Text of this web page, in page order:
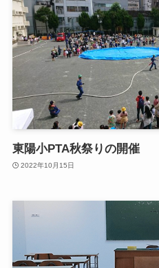
東陽小PTA秋祭りの開催
2022年10月15日